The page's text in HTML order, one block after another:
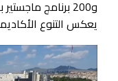
يعكس التنوع